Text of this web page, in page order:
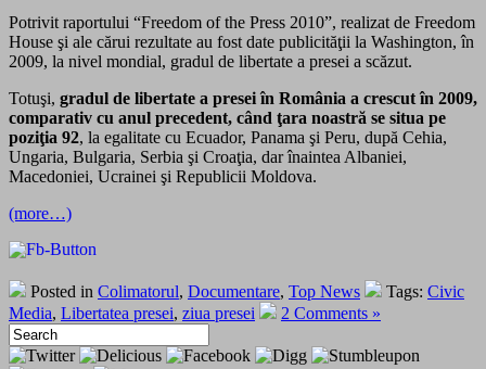
Potrivit raportului “Freedom of the Press 2010”, realizat de Freedom
House şi ale cărui rezultate au fost date publicităţii la Washington, în
2009, la nivel mondial, gradul de libertate a presei a scăzut.
Totuşi, gradul de libertate a presei în România a crescut în 2009,
comparativ cu anul precedent, când ţara noastră se situa pe
poziţia 92, la egalitate cu Ecuador, Panama şi Peru, după Cehia,
Ungaria, Bulgaria, Serbia şi Croaţia, dar înaintea Albaniei,
Macedoniei, Ucrainei şi Republicii Moldova.
(more…)
Posted in Colimatorul, Documentare, Top News Tags: Civic
Media, Libertatea presei, ziua presei 2 Comments »